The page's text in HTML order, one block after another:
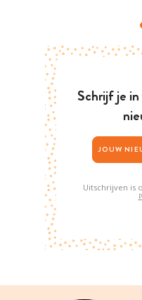
Schrijf je
Uitschrijven is